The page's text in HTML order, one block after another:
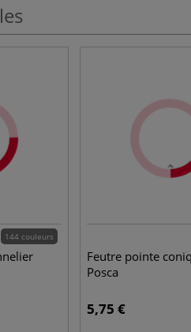
144 couleurs
Feutre pointe
Posca
5,75 €